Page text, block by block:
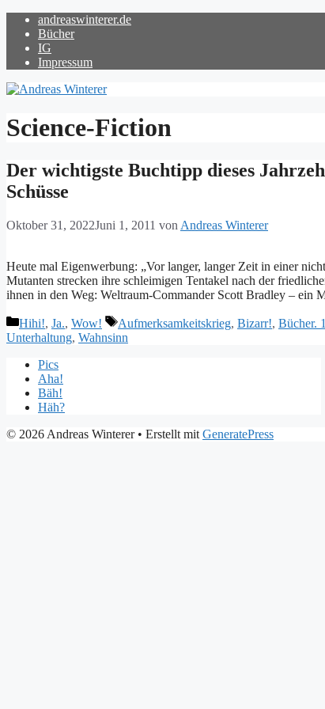
Zum
Inhalt
springen
andreaswinterer.de
Bücher
IG
Impressum
Science-Fiction
Der wichtigste Buchtipp dieses
Schüsse
Oktober 31, 2022Juni 1, 2011 von Andreas Winterer
Heute mal Eigenwerbung: „Vor langer, langer Zeit in einer
Mutanten strecken ihre schleimigen Tentakel nach der
ihnen in den Weg: Weltraum-Commander Scott Bradley – ein
Kategorien
Hihi!, Ja., Wow! Schlagwörter
Aufmerksamkeitskrieg, Bizarr!, Bücher.
Unterhaltung, Wahnsinn
Pics
Aha!
Bäh!
Häh?
© 2026 Andreas Winterer• Erstellt mit GeneratePress